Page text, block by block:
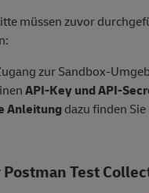
müssen zuvor
zur Sandbox-
API-Key und API-
Anleitung dazu finden
Test